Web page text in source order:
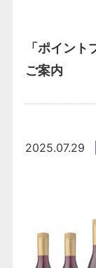
「ポイン
ご案内
2025.07.29